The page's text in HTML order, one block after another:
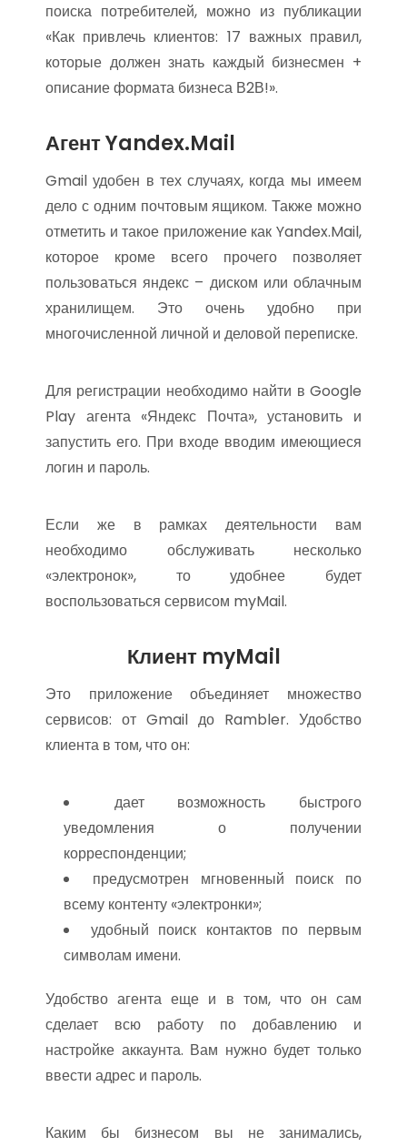
поиска потребителей, можно из публикации
«Как привлечь клиентов: 17 важных правил,
которые должен знать каждый бизнесмен +
описание формата бизнеса В2В!».
Агент Yandex.Mail
Gmail удобен в тех случаях, когда мы имеем
дело с одним почтовым ящиком. Также можно
отметить и такое приложение как Yandex.Mail,
которое кроме всего прочего позволяет
пользоваться яндекс – диском или облачным
хранилищем. Это очень удобно при
многочисленной личной и деловой переписке.
Для регистрации необходимо найти в Google
Play агента «Яндекс Почта», установить и
запустить его. При входе вводим имеющиеся
логин и пароль.
Если же в рамках деятельности вам
необходимо обслуживать несколько
«электронок», то удобнее будет
воспользоваться сервисом myMail.
Клиент myMail
Это приложение объединяет множество
сервисов: от Gmail до Rambler. Удобство
клиента в том, что он:
дает возможность быстрого
уведомления о получении
корреспонденции;
предусмотрен мгновенный поиск по
всему контенту «электронки»;
удобный поиск контактов по первым
символам имени.
Удобство агента еще и в том, что он сам
сделает всю работу по добавлению и
настройке аккаунта. Вам нужно будет только
ввести адрес и пароль.
Каким бы бизнесом вы не занимались,